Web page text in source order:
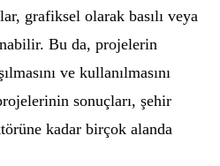
grafiksel olarak basılı veya
Bu da, projelerin
ve kullanılmasını
sonuçları, şehir
kadar birçok alanda